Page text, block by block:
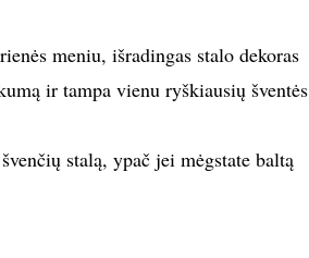
meniu, išradingas stalo dekoras
ir tampa vienu ryškiausių šventės
stalą, ypač jei mėgstate baltą